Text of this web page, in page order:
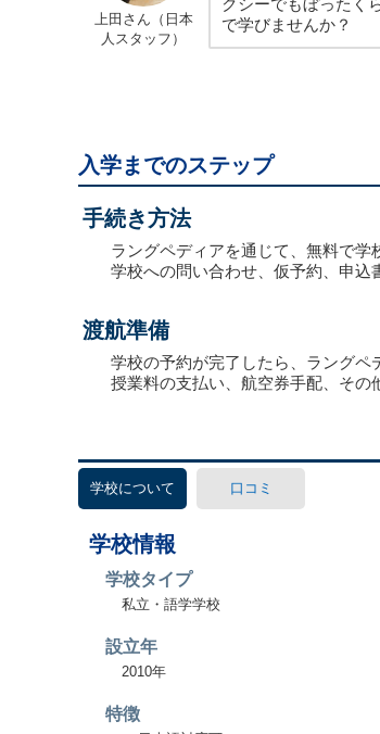
上田さん（日本
人スタッフ）
で学びませんか？
入学までのステップ
手続き方法
ラングペディアを通じて、無料で学
学校への問い合わせ、仮予約、申込
渡航準備
学校の予約が完了したら、ラングペ
授業料の支払い、航空券手配、その
学校について 口コミ
学校情報
学校タイプ
私立・語学学校
設立年
2010年
特徴